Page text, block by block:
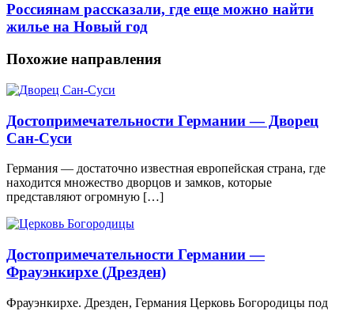
Россиянам рассказали, где еще можно найти
жилье на Новый год
Похожие направления
Достопримечательности Германии — Дворец
Сан-Суси
Германия — достаточно известная европейская страна, где
находится множество дворцов и замков, которые
представляют огромную […]
Достопримечательности Германии —
Фрауэнкирхе (Дрезден)
Фрауэнкирхе. Дрезден, Германия Церковь Богородицы под